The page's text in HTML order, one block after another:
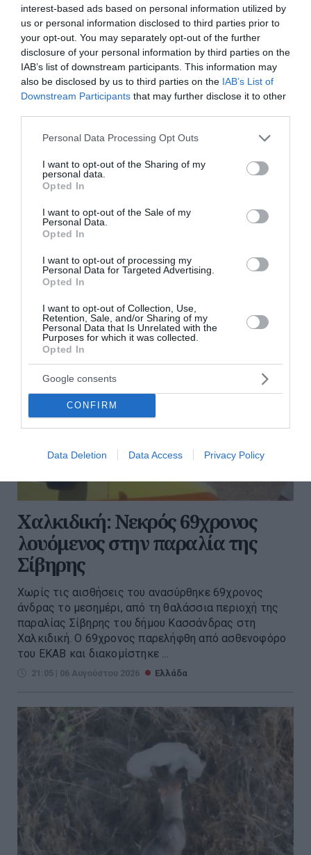
interest-based ads based on personal information utilized by
us or personal information disclosed to third parties prior to
your opt-out. You may separately opt-out of the further
disclosure of your personal information by third parties on the
IAB’s list of downstream participants. This information may
also be disclosed by us to third parties on the IAB’s List of
Downstream Participants that may further disclose it to other
Please note that this website/app uses one or more Google
not limited to your visit or usage behaviour. You may click to
grant or deny consent to Google and its third-party tags to
use your data for below specified purposes in below Google
consent section.
Personal Data Processing Opt Outs
I want to opt-out of the Sharing of my
personal data.
Opted In
I want to opt-out of the Sale of my
Personal Data.
Opted In
I want to opt-out of processing my
Personal Data for Targeted Advertising.
Opted In
I want to opt-out of Collection, Use,
Retention, Sale, and/or Sharing of my
Personal Data that Is Unrelated with the
Purposes for which it was collected.
Opted In
Google consents
CONFIRM
Data Deletion Data Access Privacy Policy
θα κυλήσει το Σαββατοκύριακο, σύμφωνα με τη
μετεωρολόγο της ΕΡΤ, Όλγα Παπαβγούλη. Από την
07 Αυγούστου 2026
διαβάστε επίσης
περισσότερες ειδήσεις από το lykavitos.gr
Χαλκιδική: Νεκρός 69χρονος
λουόμενος στην παραλία της
Σίβηρης
Χωρίς τις αισθήσεις του ανασύρθηκε 69χρονος
άνδρας το μεσημέρι, από τη θαλάσσια περιοχή της
παραλίας Σίβηρης του δήμου Κασσάνδρας στη
Χαλκιδική. Ο 69χρονος παρελήφθη από ασθενοφόρο
του ΕΚΑΒ και διακομίστηκε ...
21:05 | 06 Αυγούστου 2026 Ελλάδα